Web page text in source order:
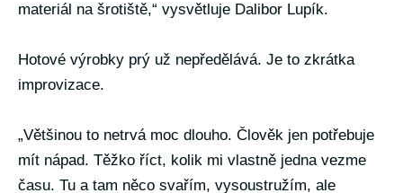
materiál na šrotiště,“ vysvětluje Dalibor Lupík.
Hotové výrobky prý už nepředělává. Je to zkrátka
improvizace.
„Většinou to netrvá moc dlouho. Člověk jen potřebuje
mít nápad. Těžko říct, kolik mi vlastně jedna vezme
času. Tu a tam něco svařím, vysoustružím, ale